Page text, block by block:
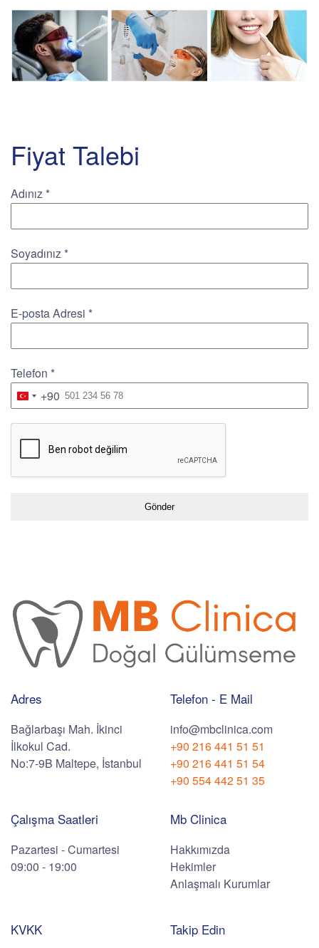
Fiyat Talebi
Adınız *
Soyadınız *
E-posta Adresi *
Telefon *
Turkey
+90
Gönder
Adres
Bağlarbaşı Mah. İkinci
İlkokul Cad.
No:7-9B Maltepe, İstanbul
Telefon - E Mail
info@mbclinica.com
+90 216 441 51 51
+90 216 441 51 54
+90 554 442 51 35
Çalışma Saatleri
Pazartesi - Cumartesi
09:00 - 19:00
Mb Clinica
Hakkımızda
Hekimler
Anlaşmalı Kurumlar
KVKK Takip Edin